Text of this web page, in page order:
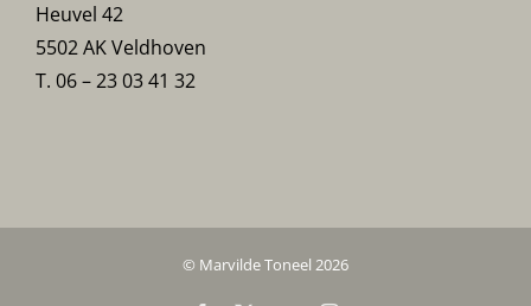
Heuvel 42
5502 AK Veldhoven
T. 06 – 23 03 41 32
© Marvilde Toneel 2026